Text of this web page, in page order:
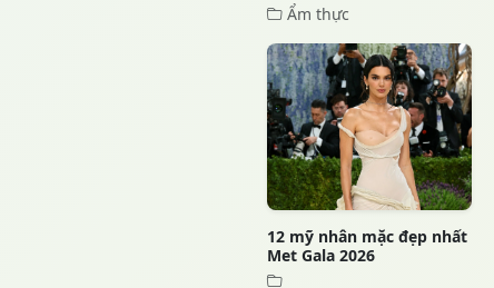
Ẩm thực
12 mỹ nhân mặc đẹp nhất
Met Gala 2026